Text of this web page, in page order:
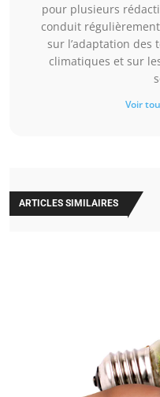
pour plusieurs
conduit
sur l’adaptation des
climatiques et sur
Voir
ARTICLES SIMILAIRES